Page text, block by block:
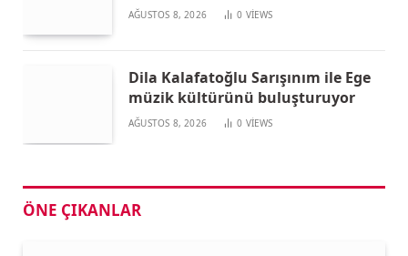
AĞUSTOS 8, 2026 0 VIEWS
Dila Kalafatoğlu Sarışınım ile Ege
müzik kültürünü buluşturuyor
AĞUSTOS 8, 2026 0 VIEWS
ÖNE ÇIKANLAR